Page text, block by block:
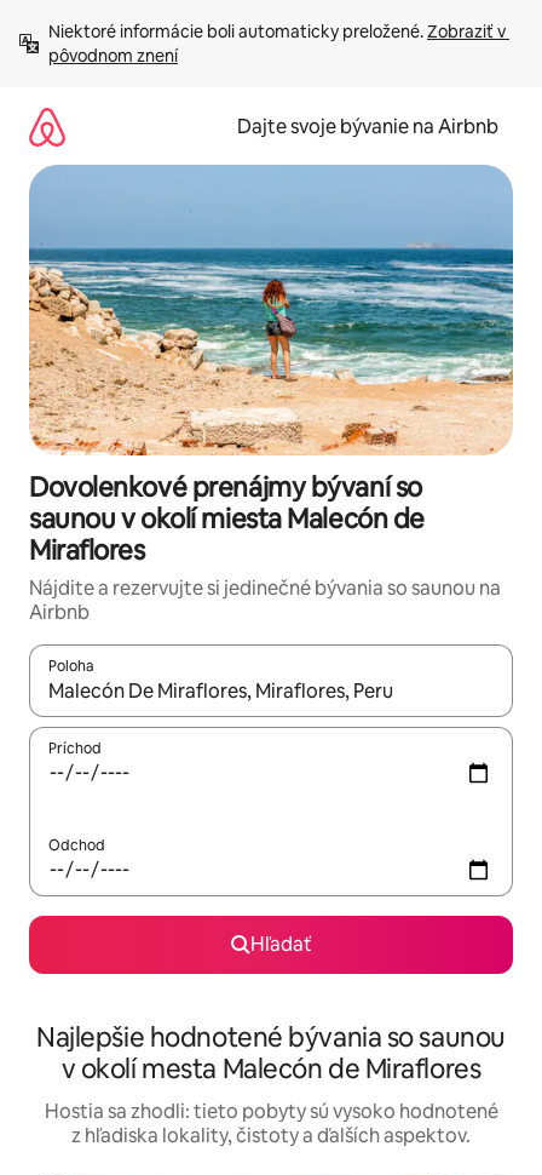
obsah.
Niektoré informácie boli automaticky preložené. Zobraziť v
pôvodnom znení
Dajte svoje bývanie na Airbnb
Dovolenkové prenájmy bývaní so
saunou v okolí miesta Malecón de
Miraflores
Nájdite a rezervujte si jedinečné bývania so saunou na
Airbnb
Poloha
Keď budú výsledky k dispozícii, môžete si ich prechádzať
Príchod
Odchod
Hľadať
Najlepšie hodnotené bývania so saunou
v okolí mesta Malecón de Miraflores
Hostia sa zhodli: tieto pobyty sú vysoko hodnotené
z hľadiska lokality, čistoty a ďalších aspektov.